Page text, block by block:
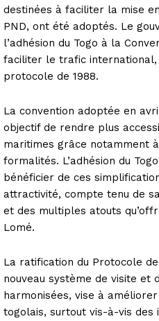
destinées à faciliter la mise
PND, ont été adoptés. Le
l’adhésion du Togo à la
faciliter le trafic
protocole de 1988.
La convention adoptée en
objectif de rendre plus
maritimes grâce notamment
formalités. L’adhésion du
bénéficier de ces
attractivité, compte tenu de
et des multiples atouts
Lomé.
La ratification du Protocole
nouveau système de visite et
harmonisées, vise à
togolais, surtout vis-à-vis des